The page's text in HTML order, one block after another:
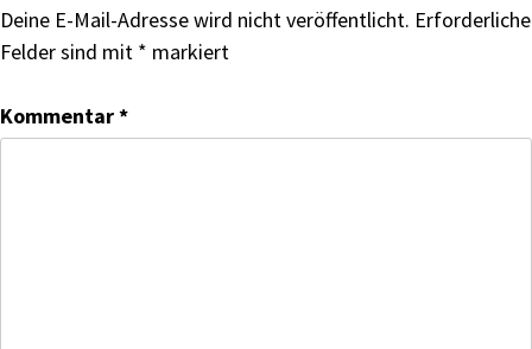
Deine E-Mail-Adresse wird nicht veröffentlicht. Erforderliche
Felder sind mit * markiert
Kommentar*